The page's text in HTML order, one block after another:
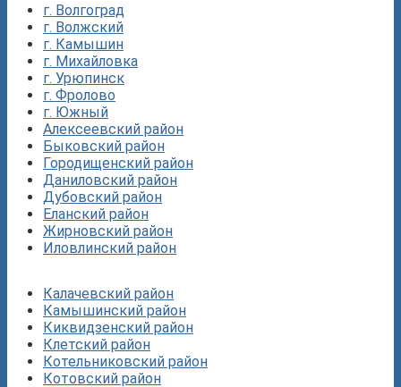
г. Волгоград
г. Волжский
г. Камышин
г. Михайловка
г. Урюпинск
г. Фролово
г. Южный
Алексеевский район
Быковский район
Городищенский район
Даниловский район
Дубовский район
Еланский район
Жирновский район
Иловлинский район
Калачевский район
Камышинский район
Киквидзенский район
Клетский район
Котельниковский район
Котовский район